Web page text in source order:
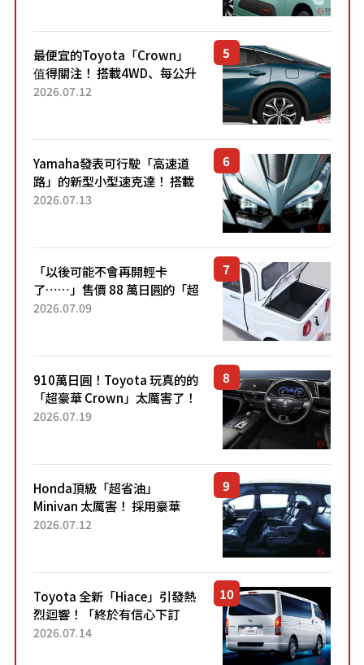
最便宜的Toyota「Crown」
值得關注！ 搭載4WD、每公升
22.4公里低油耗表現超亮眼！
2026.07.12
Yamaha發表可行駛「高速道
路」的新型小型速克達！ 搭載
能享受超強勁「渦輪感」的動
2026.07.13
「以後可能不會再開輕卡
了……」售價 88 萬日圓的「超
迷你輕型貨車」引發兩極評
了！...
2026.07.09
910萬日圓！Toyota 玩真的的
「超豪華 Crown」太厲害了！
採用由「匠人技藝」打造的
2026.07.19
Honda頂級「超省油」
Minivan 太厲害！ 採用豪華
「真皮座椅」與專屬「黑色內
「三...
2026.07.12
Toyota 全新「Hiace」引發熱
烈迴響！「終於有信心下訂
了！」「哪個等級交車最
2026.07.14